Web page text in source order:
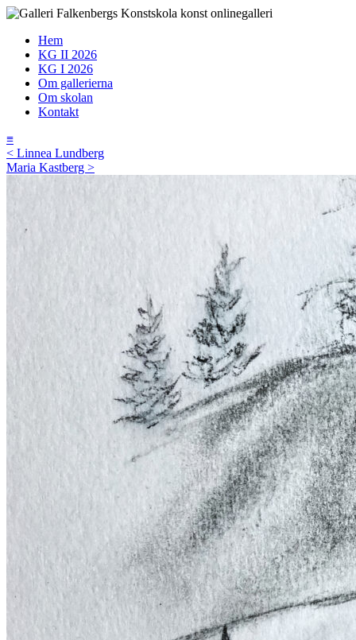
Hem
KG II 2026
KG I 2026
Om gallerierna
Om skolan
Kontakt
≡
< Linnea Lundberg
Maria Kastberg >